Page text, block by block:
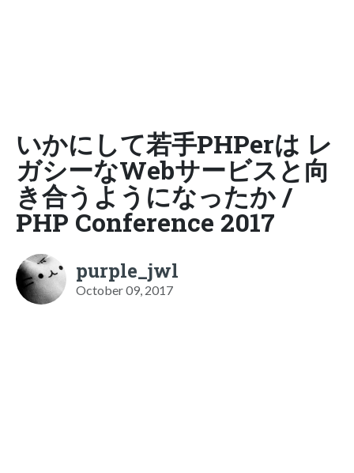
いかにして若手PHPerは レ
ガシーなWebサービスと向
き合うようになったか /
PHP Conference 2017
purple_jwl
October 09, 2017